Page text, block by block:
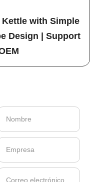
with Simple
Design | Support